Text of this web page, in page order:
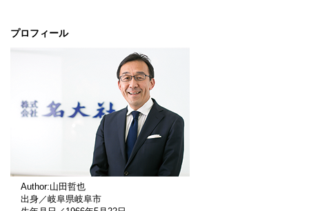
プロフィール
Author:山田哲也
出身／岐阜県岐阜市